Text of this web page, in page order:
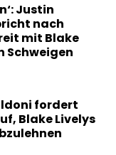
Justin
nach
mit Blake
Schweigen
fordert
Blake Livelys